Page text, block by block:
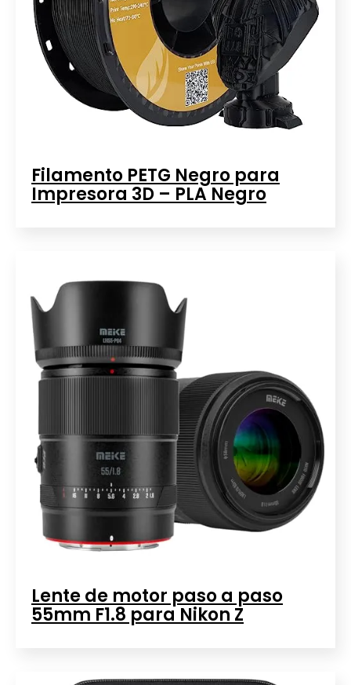
Filamento PETG Negro para
Impresora 3D – PLA Negro
Lente de motor paso a paso
55mm F1.8 para Nikon Z